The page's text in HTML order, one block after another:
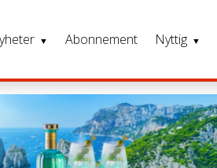
Abonnement Nyttig